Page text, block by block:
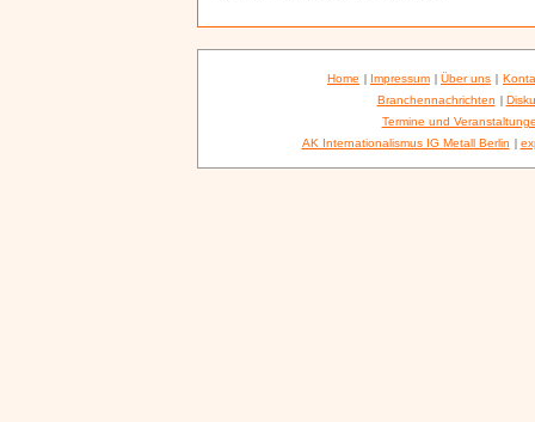
Home | Impressum | Über uns |
Branchennachrichten |
Termine und
AK Internationalismus IG Metall Berlin |